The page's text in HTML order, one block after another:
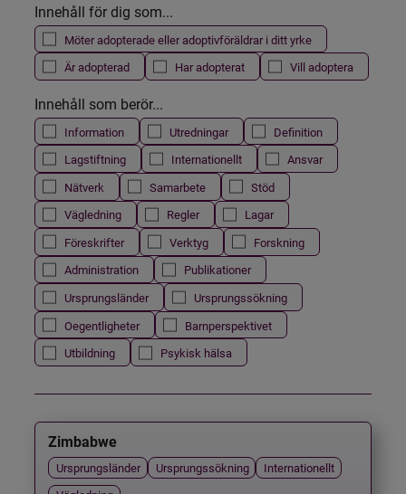
Innehåll för dig som...
Möter adopterade eller adoptivföräldrar i ditt yrke
Är adopterad
Har adopterat Vill adoptera
Innehåll som berör...
Information Utredningar
Definition
Lagstiftning
Internationellt
Ansvar
Nätverk
Samarbete
Stöd
Vägledning
Regler
Lagar
Föreskrifter
Verktyg
Forskning
Administration
Publikationer
Ursprungsländer
Ursprungssökning
Oegentligheter
Barnperspektivet
Utbildning
Psykisk hälsa
Zimbabwe
Ursprungsländer Ursprungssökning
Internationellt